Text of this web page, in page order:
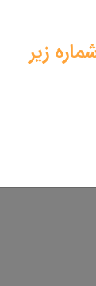
زیر